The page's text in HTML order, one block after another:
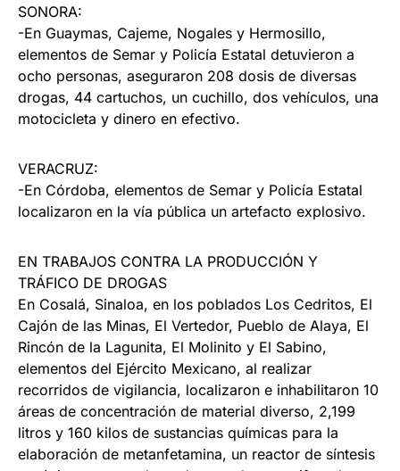
SONORA:
-En Guaymas, Cajeme, Nogales y Hermosillo,
elementos de Semar y Policía Estatal detuvieron a
ocho personas, aseguraron 208 dosis de diversas
drogas, 44 cartuchos, un cuchillo, dos vehículos, una
motocicleta y dinero en efectivo.
VERACRUZ:
-En Córdoba, elementos de Semar y Policía Estatal
localizaron en la vía pública un artefacto explosivo.
EN TRABAJOS CONTRA LA PRODUCCIÓN Y
TRÁFICO DE DROGAS
En Cosalá, Sinaloa, en los poblados Los Cedritos, El
Cajón de las Minas, El Vertedor, Pueblo de Alaya, El
Rincón de la Lagunita, El Molinito y El Sabino,
elementos del Ejército Mexicano, al realizar
recorridos de vigilancia, localizaron e inhabilitaron 10
áreas de concentración de material diverso, 2,199
litros y 160 kilos de sustancias químicas para la
elaboración de metanfetamina, un reactor de síntesis